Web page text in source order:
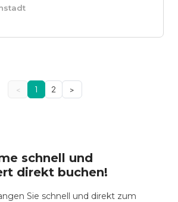
< 1 2 >
schnell und
direkt buchen!
Sie schnell und direkt zum